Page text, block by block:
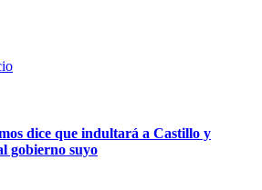
dice que indultará a Castillo y
gobierno suyo